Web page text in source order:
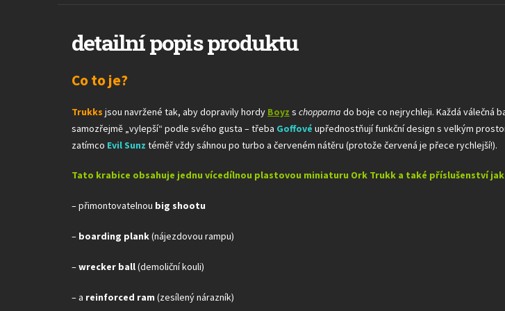
detailní popis produktu
Co to je?
Trukks jsou navržené tak, aby dopravily hordy Boyz s choppama do boje co nejrychleji. Každá válečná
samozřejmě „vylepší“ podle svého gusta – třeba Goffové upřednostňují funkční design s velkým
zatímco Evil Sunz téměř vždy sáhnou po turbo a červeném nátěru (protože červená je přece rychlejší!).
Tato krabice obsahuje jednu vícedílnou plastovou miniaturu Ork Trukk a také příslušenství
– přimontovatelnou big shootu
– boarding plank(nájezdovou rampu)
–wrecker ball(demoliční kouli)
– a reinforced ram (zesílený nárazník)